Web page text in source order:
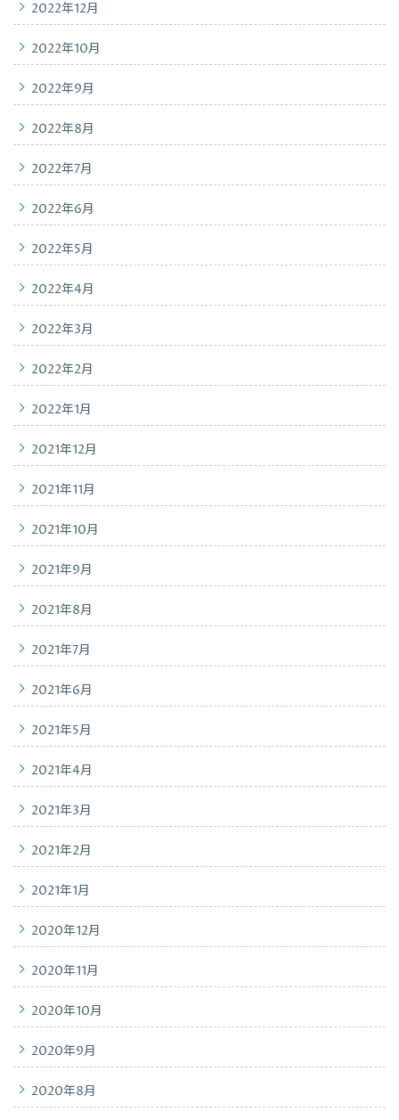
2022年12月
2022年10月
2022年9月
2022年8月
2022年7月
2022年6月
2022年5月
2022年4月
2022年3月
2022年2月
2022年1月
2021年12月
2021年11月
2021年10月
2021年9月
2021年8月
2021年7月
2021年6月
2021年5月
2021年4月
2021年3月
2021年2月
2021年1月
2020年12月
2020年11月
2020年10月
2020年9月
2020年8月